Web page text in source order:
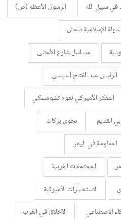
في سبيل الله
الرسول الأعظم (ص)
الإسلامية داعش
مسلسل شارع الأعشى
الرئيس عبد الفتاح السيسي
المفكر الأميركي نعوم تشومسكي
القديم
نجوى بركات
المقاومة في اليمن
المجتمعات الغربية
الاستخبارات الأميركية
الاصطناعي
الآخلاق في الغرب